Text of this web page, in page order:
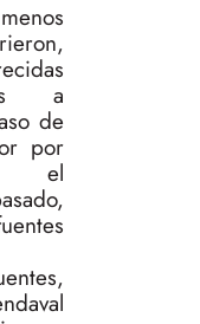
a
de
por
el